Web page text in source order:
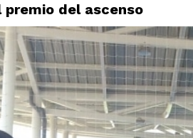
premio del ascenso